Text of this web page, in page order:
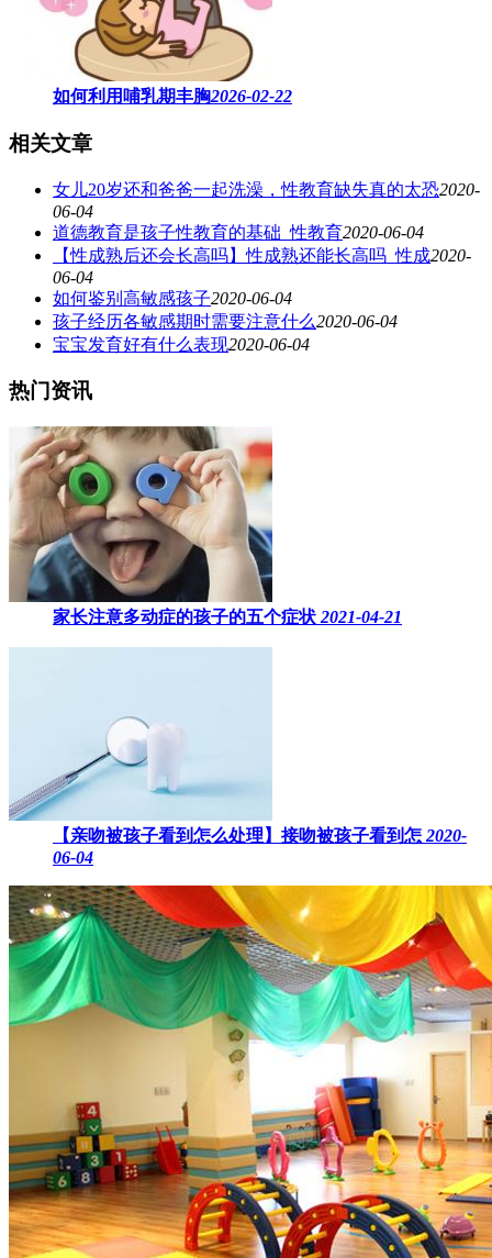
如何利用哺乳期丰胸2026-02-22
相关文章
女儿20岁还和爸爸一起洗澡，性教育缺失真的太恐2020-
06-04
道德教育是孩子性教育的基础_性教育2020-06-04
【性成熟后还会长高吗】性成熟还能长高吗_性成2020-
06-04
如何鉴别高敏感孩子2020-06-04
孩子经历各敏感期时需要注意什么2020-06-04
宝宝发育好有什么表现2020-06-04
热门资讯
家长注意多动症的孩子的五个症状 2021-04-21
【亲吻被孩子看到怎么处理】接吻被孩子看到怎 2020-
06-04